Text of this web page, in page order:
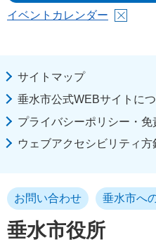
イベントカレンダー
サイトマップ
垂水市公式WEBサイトに
プライバシーポリシー・
ウェブアクセシビリティ方
垂水市役所
お問い合わせ 垂水市へ